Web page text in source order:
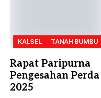
KALSEL TANAH BUMBU
Rapat Paripurna
Pengesahan Perda
2025